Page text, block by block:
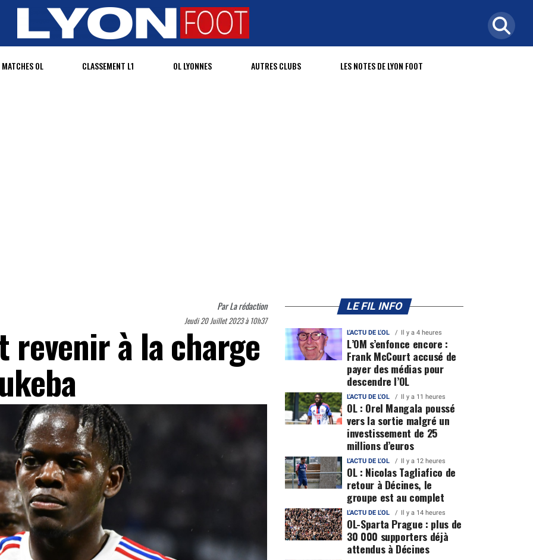
MATCHES OL CLASSEMENT L1 OL LYONNES AUTRES CLUBS LES NOTES DE LYON FOOT
ParLa rédaction
Jeudi 20 Juillet 2023 à 10h37
revenir à la charge
LE FIL INFO
L'ACTU DE L'OL Il y a 4 heures
L’OM s’enfonce encore :
Frank McCourt accusé de
payer des médias pour
descendre l’OL
L'ACTU DE L'OL Il y a 11 heures
OL : Orel Mangala poussé
vers la sortie malgré un
investissement de 25
millions d’euros
L'ACTU DE L'OL Il y a 12 heures
OL : Nicolas Tagliafico de
retour à Décines, le
groupe est au complet
L'ACTU DE L'OL Il y a 14 heures
OL-Sparta Prague : plus de
30 000 supporters déjà
attendus à Décines